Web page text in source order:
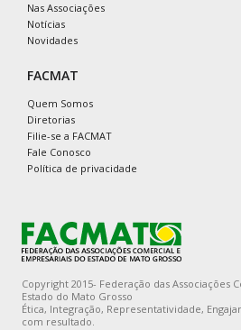
Nas Associações
Notícias
Novidades
FACMAT
Quem Somos
Diretorias
Filie-se a FACMAT
Fale Conosco
Política de privacidade
Copyright 2015- Federação das Associações
Estado do Mato Grosso
Ética, Integração, Representatividade,
com resultado.